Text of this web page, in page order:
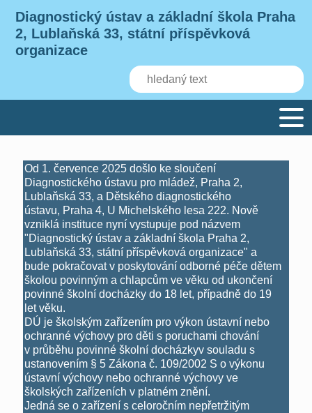
Diagnostický ústav a základní škola Praha
2, Lublaňská 33, státní příspěvková
organizace
Od 1. července 2025 došlo ke sloučení
Diagnostického ústavu pro mládež, Praha 2,
Lublaňská 33, a Dětského diagnostického
ústavu, Praha 4, U Michelského lesa 222. Nově
vzniklá instituce nyní vystupuje pod názvem
"Diagnostický ústav a základní škola Praha 2,
Lublaňská 33, státní příspěvková organizace" a
bude pokračovat v poskytování odborné péče dětem
školou povinným a chlapcům ve věku od ukončení
povinné školní docházky do 18 let, případně do 19
let věku.
DÚ je školským zařízením pro výkon ústavní nebo
ochranné výchovy pro děti s poruchami chování
v průběhu povinné školní docházkyv souladu s
ustanovením § 5 Zákona č. 109/2002 S o výkonu
ústavní výchovy nebo ochranné výchovy ve
školských zařízeních v platném znění.
Jedná se o zařízení s celoročním nepřetržitým